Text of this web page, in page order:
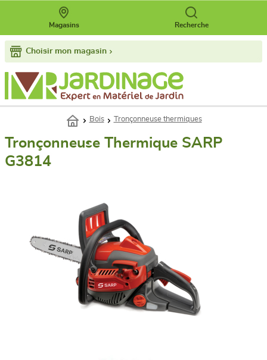
Choisir mon magasin
Magasins Recherche
Bois Tronçonneuse thermiques
Tronçonneuse Thermique SARP
G3814